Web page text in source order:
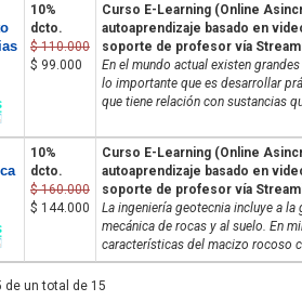
10%
dcto.
$ 110.000
$ 99.000
Curso E-Learning (Online
autoaprendizaje basado en
soporte de profesor vía
En el mundo actual existen
lo importante que es desarrollar
que tiene relación con sustancias
10%
dcto.
$ 160.000
$ 144.000
Curso E-Learning (Online
autoaprendizaje basado en
soporte de profesor vía
La ingeniería geotecnia incluye a la
mecánica de rocas y al suelo. En
características del macizo rocoso
de un total de 15